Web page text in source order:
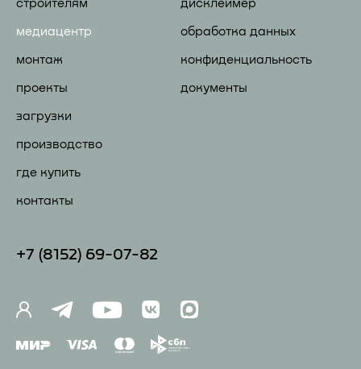
строителям
медиацентр
монтаж
проекты
загрузки
производство
где купить
контакты
дисклеймер
обработка данных
конфиденциальность
документы
+7 (81 52) 69-07-82